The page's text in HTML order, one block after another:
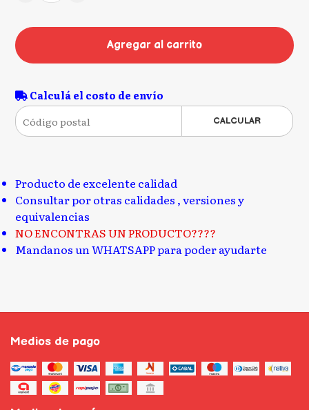
Agregar al carrito
Calculá el costo de envío
CALCULAR
Producto de excelente calidad
Consultar por otras calidades , versiones y
equivalencias
NO ENCONTRAS UN PRODUCTO????
Mandanos un WHATSAPP para poder ayudarte
Medios de pago